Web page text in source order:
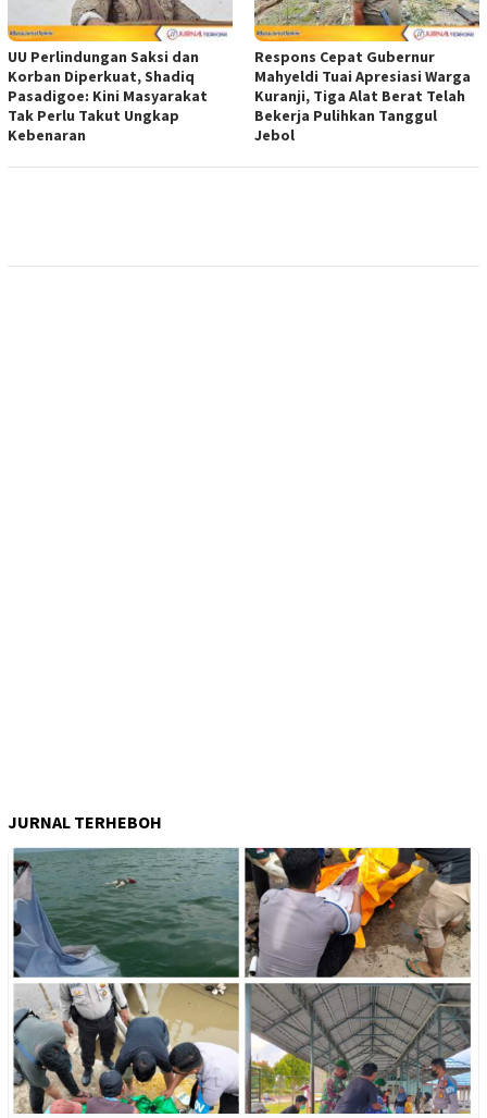
UU Perlindungan Saksi dan
Korban Diperkuat, Shadiq
Pasadigoe: Kini Masyarakat
Tak Perlu Takut Ungkap
Kebenaran
Respons Cepat Gubernur
Mahyeldi Tuai Apresiasi Warga
Kuranji, Tiga Alat Berat Telah
Bekerja Pulihkan Tanggul
Jebol
JURNAL TERHEBOH